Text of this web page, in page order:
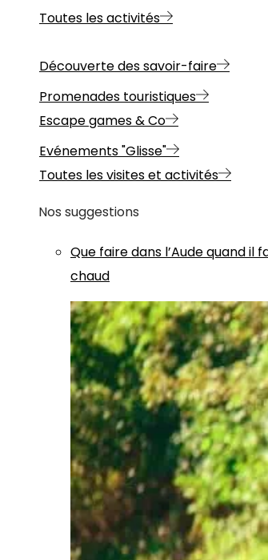
Toutes les activités
Découverte des savoir-faire
Promenades touristiques
Escape games & Co
Evénements "Glisse"
Toutes les visites et activités
Nos suggestions
Que faire dans l’Aude quand il
chaud